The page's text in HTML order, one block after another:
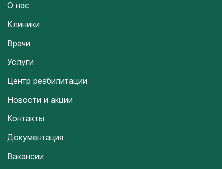
О нас
Клиники
Врачи
Услуги
Центр реабилитации
Новости и акции
Контакты
Документация
Вакансии